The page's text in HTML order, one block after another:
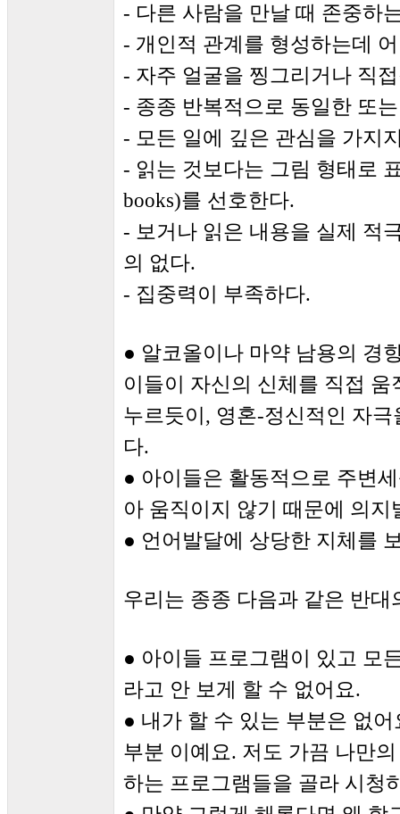
- 다른 사람을 만날 때 존중하
- 개인적 관계를 형성하는데
- 자주 얼굴을 찡그리거나 직
- 종종 반복적으로 동일한 또
- 모든 일에 깊은 관심을 가지
- 읽는 것보다는 그림 형태로
books)를 선호한다.
- 보거나 읽은 내용을 실제 적
의 없다.
- 집중력이 부족하다.
● 알코올이나 마약 남용의 경
이들이 자신의 신체를 직접
누르듯이, 영혼-정신적인 자
다.
● 아이들은 활동적으로 주변
아 움직이지 않기 때문에 의
● 언어발달에 상당한 지체를
우리는 종종 다음과 같은 반대
● 아이들 프로그램이 있고 모
라고 안 보게 할 수 없어요.
● 내가 할 수 있는 부분은 없
부분 이예요. 저도 가끔 나만
하는 프로그램들을 골라 시청